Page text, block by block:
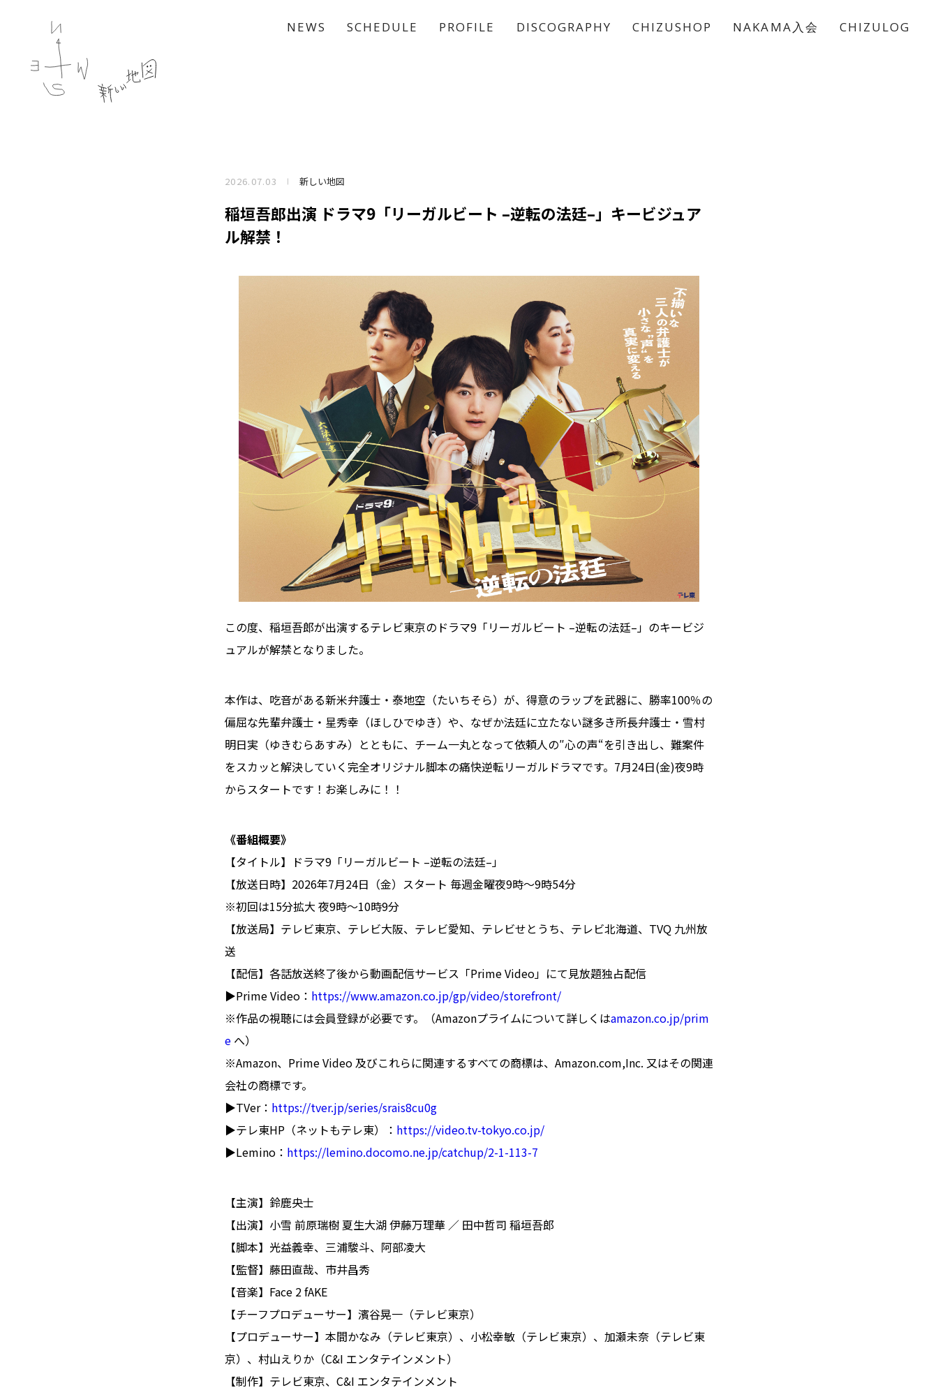
NEWS SCHEDULE PROFILE DISCOGRAPHY CHIZUSHOP NAKAMA入会 CHIZULOG
2026.07.03 新しい地図
稲垣吾郎出演 ドラマ9「リーガルビート –逆転の法廷–」キービジュア
ル解禁！
この度、稲垣吾郎が出演するテレビ東京のドラマ9「リーガルビート –逆転の法廷–」のキービジ
ュアルが解禁となりました。
本作は、吃音がある新米弁護士・泰地空（たいちそら）が、得意のラップを武器に、勝率100％の
偏屈な先輩弁護士・星秀幸（ほしひでゆき）や、なぜか法廷に立たない謎多き所長弁護士・雪村
明日実（ゆきむらあすみ）とともに、チーム一丸となって依頼人の″心の声“を引き出し、難案件
をスカッと解決していく完全オリジナル脚本の痛快逆転リーガルドラマです。7月24日(金)夜9時
からスタートです！お楽しみに！！
《番組概要》
【タイトル】ドラマ9「リーガルビート –逆転の法廷–」
【放送日時】2026年7月24日（金）スタート 毎週金曜夜9時～9時54分
※初回は15分拡大 夜9時～10時9分
【放送局】テレビ東京、テレビ大阪、テレビ愛知、テレビせとうち、テレビ北海道、TVQ 九州放
送
【配信】各話放送終了後から動画配信サービス「Prime Video」にて見放題独占配信
▶Prime Video： https://www.amazon.co.jp/gp/video/storefront/
※作品の視聴には会員登録が必要です。（Amazonプライムについて詳しくはamazon.co.jp/prim
e へ）
※Amazon、Prime Video 及びこれらに関連するすべての商標は、Amazon.com,Inc. 又はその関連
会社の商標です。
▶TVer： https://tver.jp/series/srais8cu0g
▶テレ東HP（ネットもテレ東）： https://video.tv-tokyo.co.jp/
▶Lemino： https://lemino.docomo.ne.jp/catchup/2-1-113-7
【主演】鈴鹿央士
【出演】小雪 前原瑞樹 夏生大湖 伊藤万理華 ／ 田中哲司 稲垣吾郎
【脚本】光益義幸、三浦駿斗、阿部凌大
【監督】藤田直哉、市井昌秀
【音楽】Face 2 fAKE
【チーフプロデューサー】濱谷晃一（テレビ東京）
【プロデューサー】本間かなみ（テレビ東京）、小松幸敏（テレビ東京）、加瀬未奈（テレビ東
京）、村山えりか（C&I エンタテインメント）
【制作】テレビ東京、C&I エンタテインメント